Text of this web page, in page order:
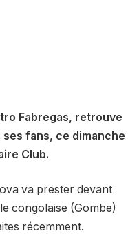
Fabregas, retrouve
fans, ce dimanche
Club.
va prester devant
congolaise (Gombe)
récemment.